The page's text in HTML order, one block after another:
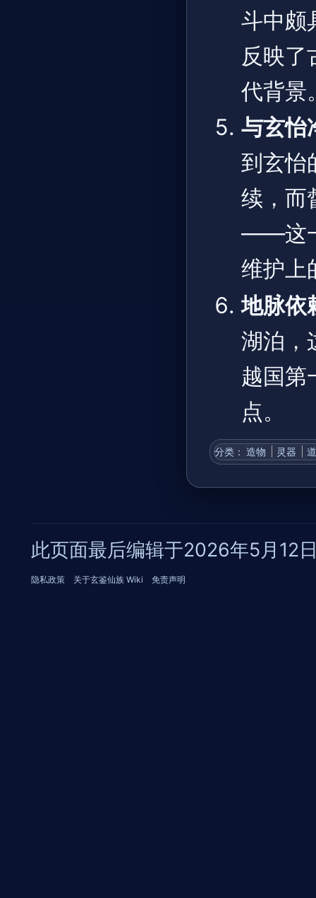
斗中颇
反映了
代背景
与玄怡
到玄怡
续，而
——这
维护上
地脉依
湖泊
越国第
点。
分类 ：​ 造物 灵器
此页面最后编辑于2026年5月12
隐私政策 关于玄鉴仙族 Wiki 免责声明